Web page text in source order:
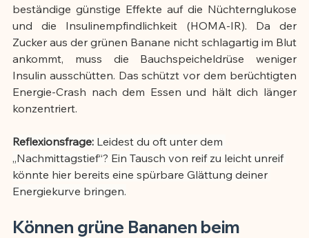
beständige günstige Effekte auf die Nüchternglukose
und die Insulinempfindlichkeit (HOMA-IR). Da der
Zucker aus der grünen Banane nicht schlagartig im Blut
ankommt, muss die Bauchspeicheldrüse weniger
Insulin ausschütten. Das schützt vor dem berüchtigten
Energie-Crash nach dem Essen und hält dich länger
konzentriert.
Reflexionsfrage: Leidest du oft unter dem
„Nachmittagstief“? Ein Tausch von reif zu leicht unreif
könnte hier bereits eine spürbare Glättung deiner
Energiekurve bringen.
Können grüne Bananen beim